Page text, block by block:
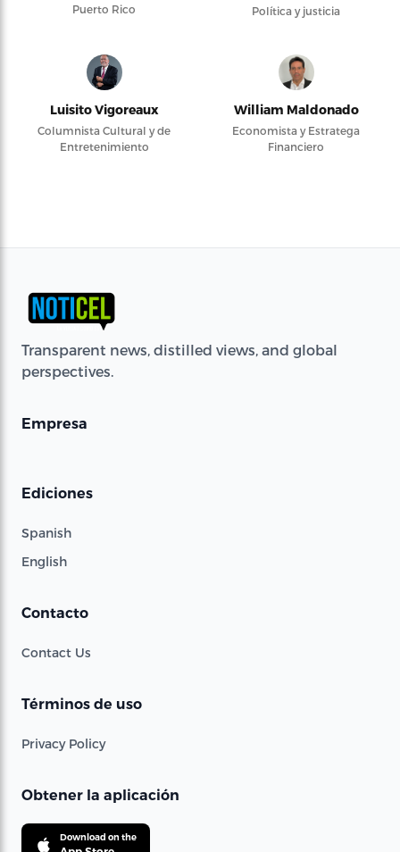
Puerto Rico
Política y justicia
Luisito Vigoreaux
Columnista Cultural y de
Entretenimiento
William Maldonado
Economista y Estratega
Financiero
Transparent news, distilled views, and global
perspectives.
Empresa
Ediciones
Spanish
English
Contacto
Contact Us
Términos de uso
Privacy Policy
Obtener la aplicación
Download on the